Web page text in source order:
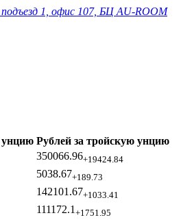
1, офис 107, БЦ AU-ROOM
унцию Рублей за тройскую унцию
350066.96+19424.84
5038.67+189.73
142101.67+1033.41
111172.1 +1751.95